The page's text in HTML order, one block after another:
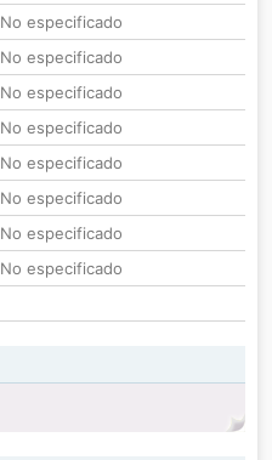
No especificado
No especificado
No especificado
No especificado
No especificado
No especificado
No especificado
No especificado